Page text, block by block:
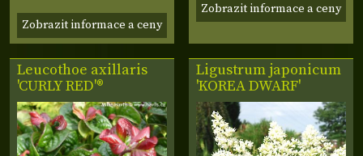
Zobrazit informace a ceny
Zobrazit informace a ceny
Leucothoe axillaris
'CURLY RED'®
Ligustrum japonicum
'KOREA DWARF'